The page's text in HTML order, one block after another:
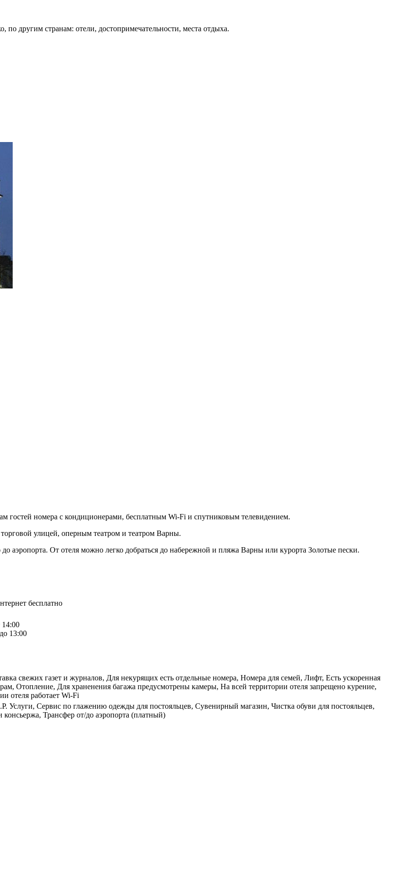
по другим странам: отели, достопримечательности, места отдыха.
гостей номера с кондиционерами, бесплатным Wi-Fi и спутниковым телевидением.
улицей, оперным театром и театром Варны.
аэропорта. От отеля можно легко добраться до набережной и пляжа Варны или курорта Золотые пески.
бесплатно
14:00
13:00
свежих газет и журналов, Для некурящих есть отдельные номера, Номера для семей, Лифт, Есть ускоренная
Отопление, Для храненения багажа предусмотрены камеры, На всей территории отеля запрещено курение,
отеля работает Wi-Fi
Услуги, Сервис по глажению одежды для постояльцев, Сувенирный магазин, Чистка обуви для постояльцев,
Трансфер от/до аэропорта (платный)